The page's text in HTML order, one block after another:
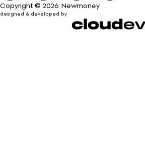
Copyright © 2026 Newmoney
designed & developed by